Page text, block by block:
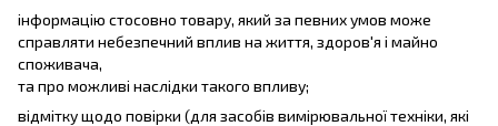
інформацію стосовно товару, який за певних умов може
справляти небезпечний вплив на життя, здоров'я і майно
споживача,
та про можливі наслідки такого впливу;
відмітку щодо повірки (для засобів вимірювальної техніки, які